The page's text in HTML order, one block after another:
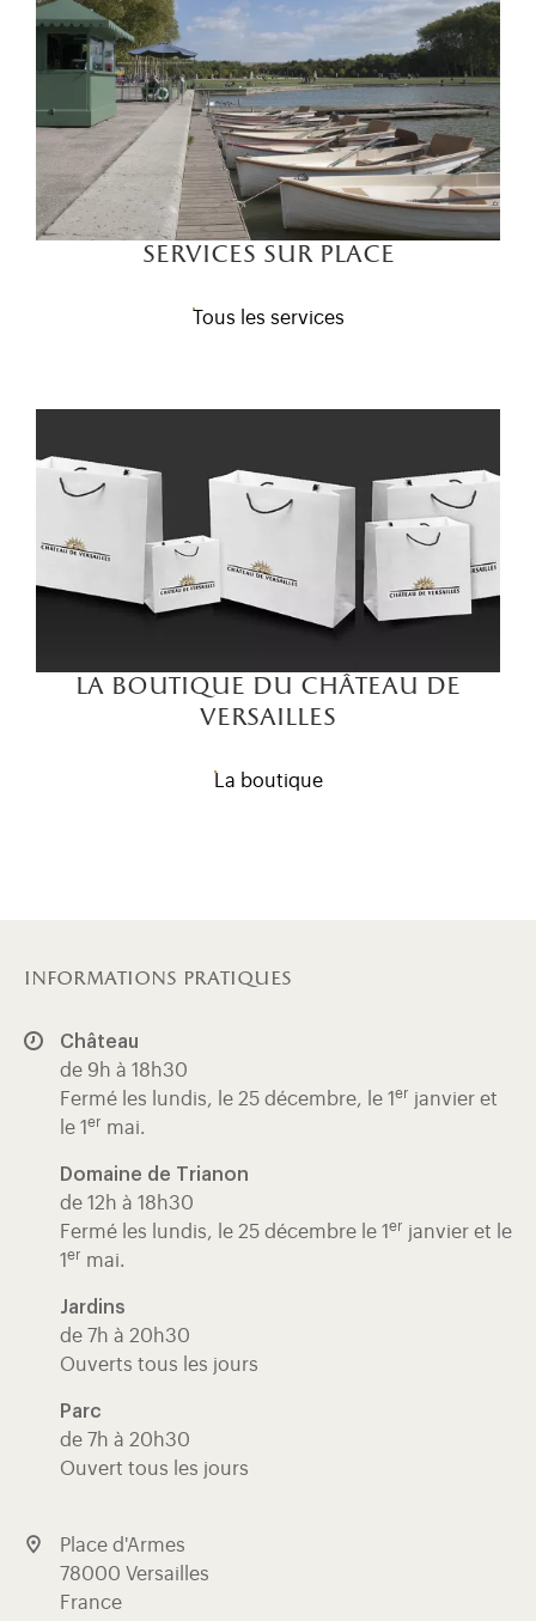
services sur place
Tous les services
la boutique du château de
versailles
La boutique
informations pratiques
Château
de 9h à 18h30
Fermé les lundis, le 25 décembre, le 1 er janvier et
le 1 er mai.
Domaine de Trianon
de 12h à 18h30
Fermé les lundis, le 25 décembre le 1 er janvier et le
1 er mai.
Jardins
de 7h à 20h30
Ouverts tous les jours
Parc
de 7h à 20h30
Ouvert tous les jours
Place d'Armes
78000 Versailles
France